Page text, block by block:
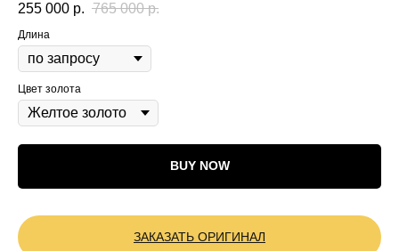
255 000 р. 765 000 р.
Длина
Цвет золота
BUY NOW
ЗАКАЗАТЬ ОРИГИНАЛ